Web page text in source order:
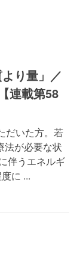
り量」／
連載第58
だいた方。若
法が必要な状
伴うエネルギ
に ...